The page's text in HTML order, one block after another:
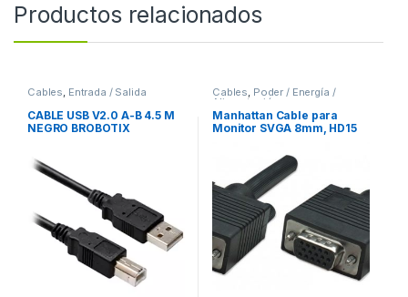
Productos relacionados
Cables, Entrada / Salida
CABLE USB V2.0 A-B 4.5 M
NEGRO BROBOTIX
Cables, Poder / Energía /
Alimentación
Manhattan Cable para
Monitor SVGA 8mm, HD15
Metros, Negro 8MM
MACHO-HEMBRA MONITOR
PROYECTOR